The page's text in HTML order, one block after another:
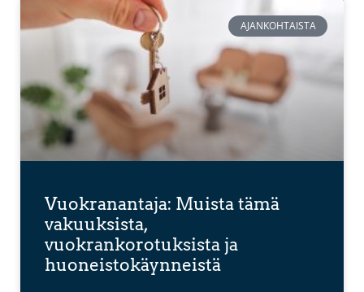
AJANKOHTAISTA
Vuokranantaja: Muista tämä
vakuuksista,
vuokrankorotuksista ja
huoneistokäynneistä